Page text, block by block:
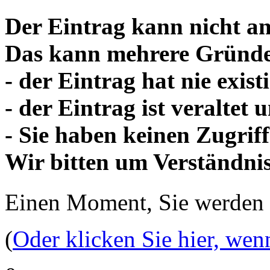
Der Eintrag kann nicht
Das kann mehrere
- der Eintrag hat nie
- der Eintrag ist veraltet
- Sie haben keinen
Wir bitten um
Einen Moment, Sie
(Oder klicken Sie hier,